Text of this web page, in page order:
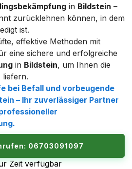
in Bildstein –
zurücklehnen können, in dem
ist.
effektive Methoden mit
eine sichere und erfolgreiche
in Bildstein, um Ihnen die
liefern.
bei Befall und vorbeugende
– Ihr zuverlässiger Partner
.
06703091097
Zeit verfügbar